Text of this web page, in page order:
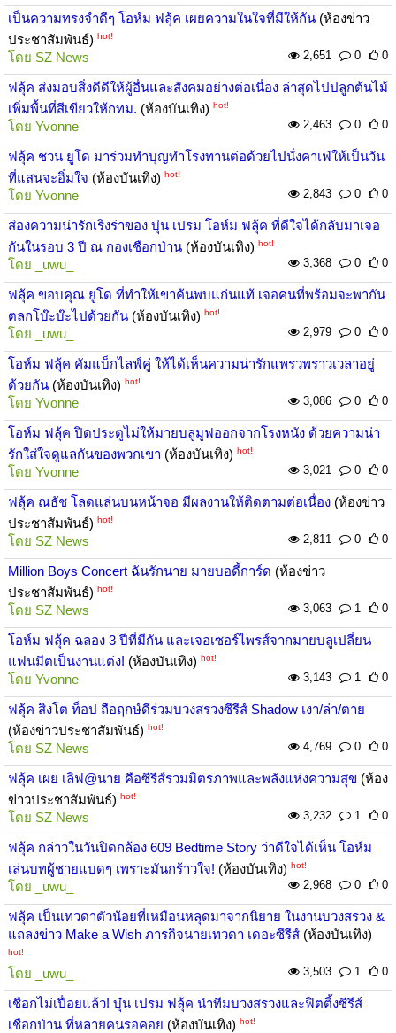
เป็นความทรงจำดีๆ โอห์ม ฟลุ้ค เผยความในใจที่มีให้กัน (ห้องข่าว
ประชาสัมพันธ์) hot!
โดย SZ News 2,651 0 0
ฟลุ้ค ส่งมอบสิ่งดีดีให้ผู้อื่นและสังคมอย่างต่อเนื่อง ล่าสุดไปปลูกต้นไม้
เพิ่มพื้นที่สีเขียวให้กทม. (ห้องบันเทิง) hot!
โดย Yvonne 2,463 0 0
ฟลุ้ค ชวน ยูโด มาร่วมทำบุญทำโรงทานต่อด้วยไปนั่งคาเฟ่ให้เป็นวัน
ที่แสนจะอิ่มใจ (ห้องบันเทิง) hot!
โดย Yvonne 2,843 0 0
ส่องความน่ารักเริงร่าของ บุ๋น เปรม โอห์ม ฟลุ้ค ที่ดีใจได้กลับมาเจอ
กันในรอบ 3 ปี ณ กองเชือกป่าน (ห้องบันเทิง) hot!
โดย _uwu_ 3,368 0 0
ฟลุ้ค ขอบคุณ ยูโด ที่ทำให้เขาค้นพบแก่นแท้ เจอคนที่พร้อมจะพากัน
ตลกโบ๊ะบ๊ะไปด้วยกัน (ห้องบันเทิง) hot!
โดย _uwu_ 2,979 0 0
โอห์ม ฟลุ้ค คัมแบ็กไลฟ์คู่ ให้ได้เห็นความน่ารักแพรวพราวเวลาอยู่
ด้วยกัน (ห้องบันเทิง) hot!
โดย Yvonne 3,086 0 0
โอห์ม ฟลุ้ค ปิดประตูไม่ให้มายบลูมูฟออกจากโรงหนัง ด้วยความน่า
รักใส่ใจดูแลกันของพวกเขา (ห้องบันเทิง) hot!
โดย Yvonne 3,021 0 0
ฟลุ้ค ณธัช โลดแล่นบนหน้าจอ มีผลงานให้ติดตามต่อเนื่อง (ห้องข่าว
ประชาสัมพันธ์) hot!
โดย SZ News 2,811 0 0
Million Boys Concert ฉันรักนาย มายบอดี้การ์ด (ห้องข่าว
ประชาสัมพันธ์) hot!
โดย SZ News 3,063 1 0
โอห์ม ฟลุ้ค ฉลอง 3 ปีที่มีกัน และเจอเซอร์ไพรส์จากมายบลูเปลี่ยน
แฟนมีตเป็นงานแต่ง! (ห้องบันเทิง) hot!
โดย Yvonne 3,143 1 0
ฟลุ้ค สิงโต ท็อป ถือฤกษ์ดีร่วมบวงสรวงซีรีส์ Shadow เงา/ล่า/ตาย
(ห้องข่าวประชาสัมพันธ์) hot!
โดย SZ News 4,769 0 0
ฟลุ้ค เผย เลิฟ@นาย คือซีรีส์รวมมิตรภาพและพลังแห่งความสุข (ห้อง
ข่าวประชาสัมพันธ์) hot!
โดย SZ News 3,232 1 0
ฟลุ้ค กล่าวในวันปิดกล้อง 609 Bedtime Story ว่าดีใจได้เห็น โอห์ม
เล่นบทผู้ชายแบดๆ เพราะมันกร้าวใจ! (ห้องบันเทิง) hot!
โดย _uwu_ 2,968 0 0
ฟลุ้ค เป็นเทวดาตัวน้อยที่เหมือนหลุดมาจากนิยาย ในงานบวงสรวง &
แถลงข่าว Make a Wish ภารกิจนายเทวดา เดอะซีรีส์ (ห้องบันเทิง)
hot!
โดย _uwu_ 3,503 1 0
เชือกไม่เปื่อยแล้ว! บุ๋น เปรม ฟลุ้ค นำทีมบวงสรวงและฟิตติ้งซีรีส์
เชือกป่าน ที่หลายคนรอคอย (ห้องบันเทิง) hot!